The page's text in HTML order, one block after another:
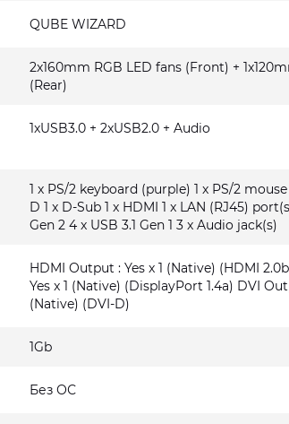
QUBE WIZARD
2x160mm RGB LED fans (Front) +
(Rear)
1xUSB3.0 + 2xUSB2.0 + Audio
1 x PS/2 keyboard (purple) 1 x PS/2
D 1 x D-Sub 1 x HDMI 1 x LAN (RJ45)
Gen 2 4 x USB 3.1 Gen 1 3 x Audio jack(s)
HDMI Output : Yes x 1 (Native) (HDMI
Yes x 1 (Native) (DisplayPort 1.4a) DVI
(Native) (DVI-D)
1Gb
Без ОС